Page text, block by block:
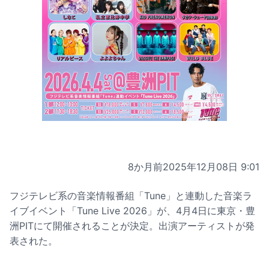
8か月前2025年12月08日 9:01
フジテレビ系の音楽情報番組「Tune」と連動した音楽ラ
イブイベント「Tune Live 2026」が、4月4日に東京・豊
洲PITにて開催されることが決定。出演アーティストが発
表された。